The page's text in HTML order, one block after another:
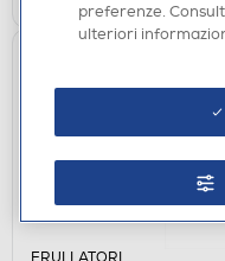
preferenze.
ulteriori